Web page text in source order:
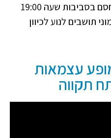
עצמה. הרחוב הראשי כבר נחסם בסביבות שעה 19:00
החלו המוני תושבים לנוע לכיוון
עצמאות